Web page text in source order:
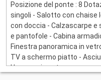
Posizione del ponte : 8
singoli - Salotto con chaise
con doccia - Calzascarpe e
e pantofole - Cabina
Finestra panoramica in
TV a schermo piatto -
Una spaziosa terrazza con